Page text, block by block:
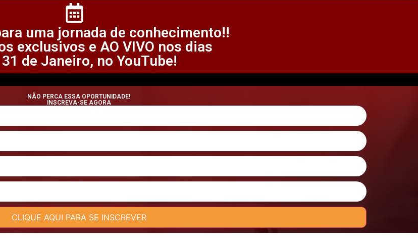
uma jornada de conhecimento!!
exclusivos e AO VIVO nos dias
de Janeiro, no YouTube!
NÃO PERCA ESSA OPORTUNIDADE!
INSCREVA-SE AGORA